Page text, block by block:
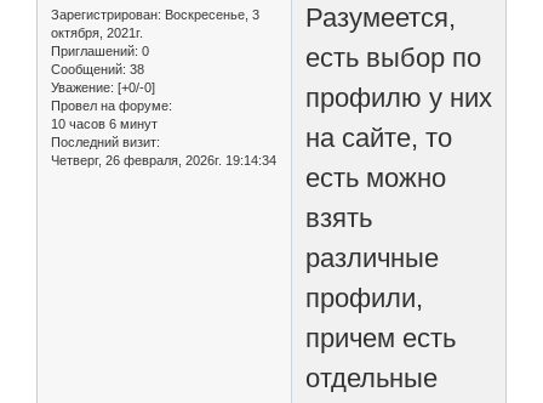
Зарегистрирован: Воскресенье, 3
октября, 2021г.
Приглашений: 0
Сообщений: 38
Уважение: [+0/-0]
Провел на форуме:
10 часов 6 минут
Последний визит:
Четверг, 26 февраля, 2026г. 19:14:34
Разумеется,
есть выбор по
профилю у них
на сайте, то
есть можно
взять
различные
профили,
причем есть
отдельные